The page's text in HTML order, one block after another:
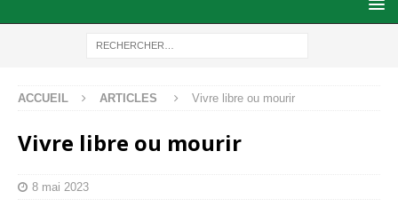
ACCUEIL ARTICLES Vivre libre ou mourir
Vivre libre ou mourir
8 mai 2023